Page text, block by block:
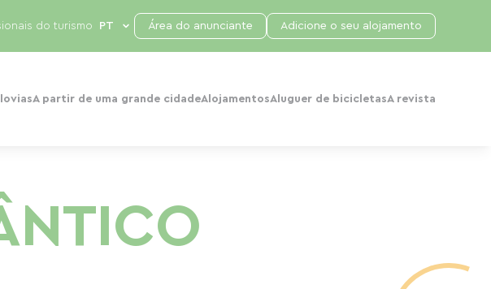
A partir de uma grande cidadeAlojamentosAluguer de bicicletasA revista
do turismo Área do anunciante Adicione o seu alojamento